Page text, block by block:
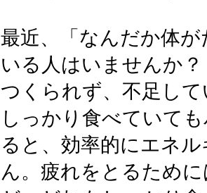
最近、「なんだか体
いる人はいませんか
つくられず、不足し
しっかり食べていて
ると、効率的にエネ
ん。疲れをとるため